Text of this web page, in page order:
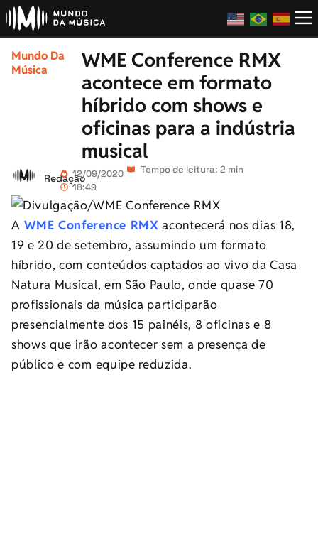
Mundo Da
Música
WME Conference RMX
acontece em formato
híbrido com shows e
oficinas para a indústria
musical
Redação12/09/2020
18:49
Tempo de leitura: 2 min
A WME Conference RMX acontecerá nos dias 18,
19 e 20 de setembro, assumindo um formato
híbrido, com conteúdos captados ao vivo da Casa
Natura Musical, em São Paulo, onde quase 70
profissionais da música participarão
presencialmente dos 15 painéis, 8 oficinas e 8
shows que irão acontecer sem a presença de
público e com equipe reduzida.